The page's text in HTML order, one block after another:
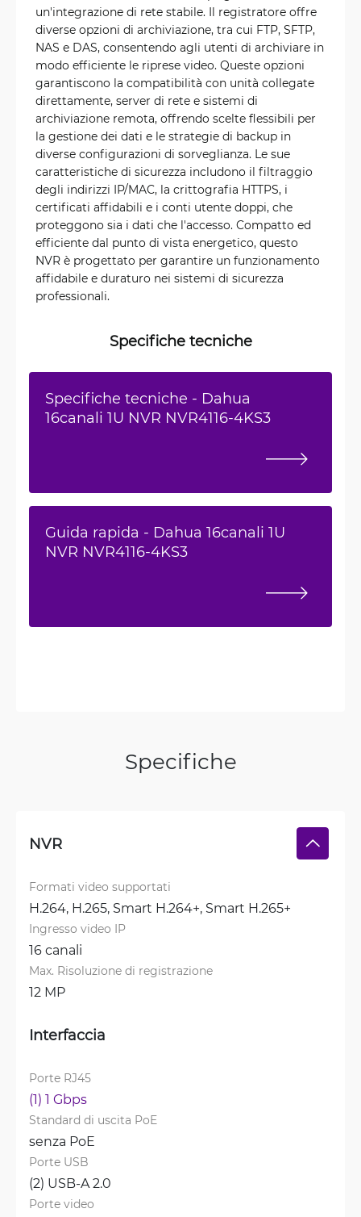
un'integrazione di rete stabile. Il registratore offre
diverse opzioni di archiviazione, tra cui FTP, SFTP,
NAS e DAS, consentendo agli utenti di archiviare in
modo efficiente le riprese video. Queste opzioni
garantiscono la compatibilità con unità collegate
direttamente, server di rete e sistemi di
archiviazione remota, offrendo scelte flessibili per
la gestione dei dati e le strategie di backup in
diverse configurazioni di sorveglianza. Le sue
caratteristiche di sicurezza includono il filtraggio
degli indirizzi IP/MAC, la crittografia HTTPS, i
certificati affidabili e i conti utente doppi, che
proteggono sia i dati che l'accesso. Compatto ed
efficiente dal punto di vista energetico, questo
NVR è progettato per garantire un funzionamento
affidabile e duraturo nei sistemi di sicurezza
professionali.
Specifiche tecniche
Specifiche tecniche - Dahua
16canali 1U NVR NVR4116-4KS3
Guida rapida - Dahua 16canali 1U
NVR NVR4116-4KS3
Specifiche
NVR
Formati video supportati
H.264, H.265, Smart H.264+, Smart H.265+
Ingresso video IP
16 canali
Max. Risoluzione di registrazione
12 MP
Interfaccia
Porte RJ45
(1) 1 Gbps
Standard di uscita PoE
senza PoE
Porte USB
(2) USB-A 2.0
Porte video